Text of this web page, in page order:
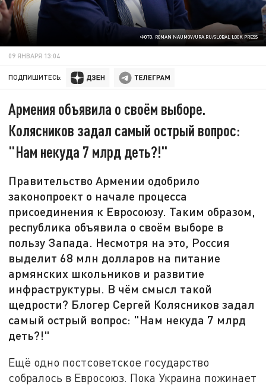
ФОТО: ROMAN NAUMOV/URA.RU/GLOBAL LOOK PRESS
09 ЯНВАРЯ 13:04
ПОДПИШИТЕСЬ:
Армения объявила о своём выборе.
Колясников задал самый острый вопрос:
"Нам некуда 7 млрд деть?!"
Правительство Армении одобрило
законопроект о начале процесса
присоединения к Евросоюзу. Таким образом,
республика объявила о своём выборе в
пользу Запада. Несмотря на это, Россия
выделит 68 млн долларов на питание
армянских школьников и развитие
инфраструктуры. В чём смысл такой
щедрости? Блогер Сергей Колясников задал
самый острый вопрос: "Нам некуда 7 млрд
деть?!"
Ещё одно постсоветское государство
собралось в Евросоюз. Пока Украина пожинает